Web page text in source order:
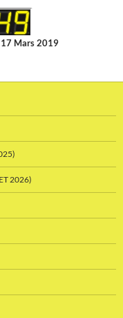
Mars 2019
2026)